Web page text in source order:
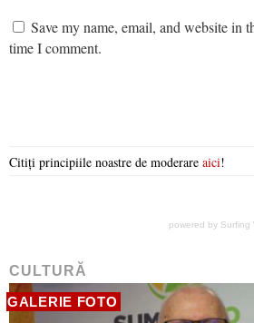
Save my name, email, and website in
time I comment.
Citiți principiile noastre de moderare aici!
powered by Surfing
CULTURĂ
GALERIE FOTO